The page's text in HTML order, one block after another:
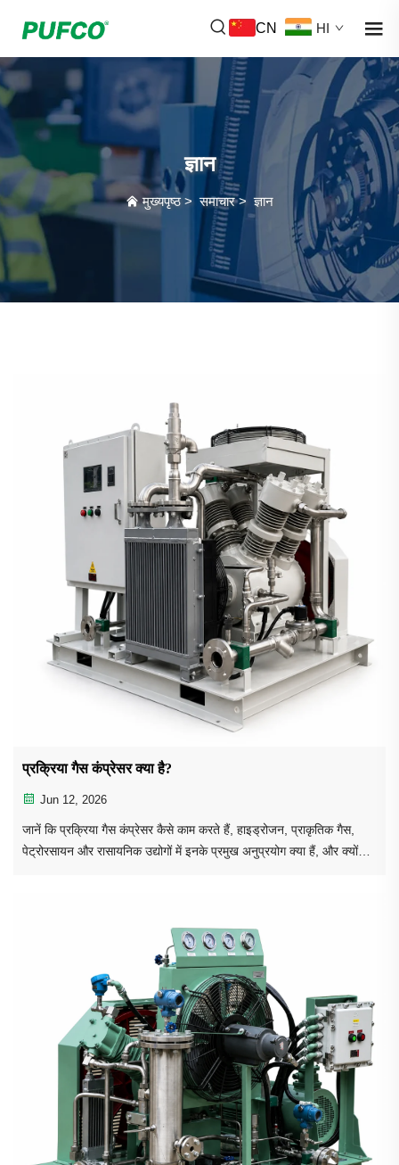
CN HI
ज्ञान
मुख्यपृष्ठ>समाचार>ज्ञान
प्रक्रिया गैस कंप्रेसर क्या है?
Jun 12, 2026
जानें कि प्रक्रिया गैस कंप्रेसर कैसे काम करते हैं, हाइड्रोजन, प्राकृतिक गैस,
पेट्रोरसायन और रासायनिक उद्योगों में इनके प्रमुख अनुप्रयोग क्या हैं, और क्यों